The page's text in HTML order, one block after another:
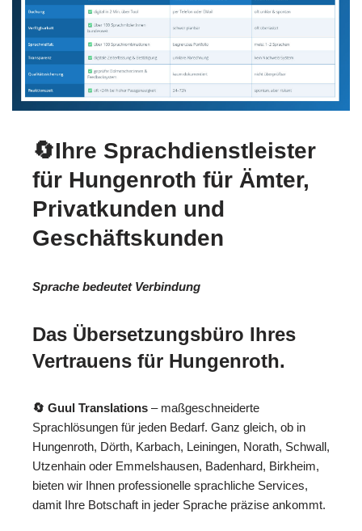
🔄Ihre Sprachdienstleister
für Hungenroth für Ämter,
Privatkunden und
Geschäftskunden
Sprache bedeutet Verbindung
Das Übersetzungsbüro Ihres
Vertrauens für Hungenroth.
🔄 Guul Translations – maßgeschneiderte
Sprachlösungen für jeden Bedarf. Ganz gleich, ob in
Hungenroth, Dörth, Karbach, Leiningen, Norath, Schwall,
Utzenhain oder Emmelshausen, Badenhard, Birkheim,
bieten wir Ihnen professionelle sprachliche Services,
damit Ihre Botschaft in jeder Sprache präzise ankommt.